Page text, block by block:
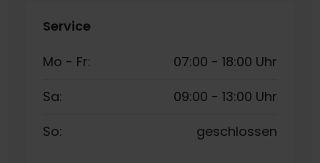
Service
Mo - Fr:
07:00 - 18:00 Uhr
Sa:
09:00 - 13:00 Uhr
So:
geschlossen